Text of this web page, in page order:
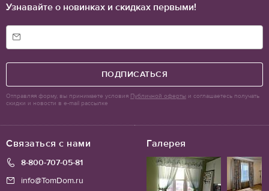
Галерея
Связаться с нами
8-800-707-05-81
info@TomDom.ru
Узнавайте о новинках и скидках первыми!
ПОДПИСАТЬСЯ
Отправляя форму, вы принимаете условия Публичной оферты и соглашаетесь получать
скидки и новости в e-mail рассылке